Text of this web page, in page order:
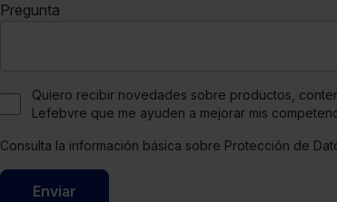
Pregunta
Quiero recibir novedades sobre productos,
Lefebvre que me ayuden a mejorar mis
Consulta la información básica sobre Protección de
Enviar